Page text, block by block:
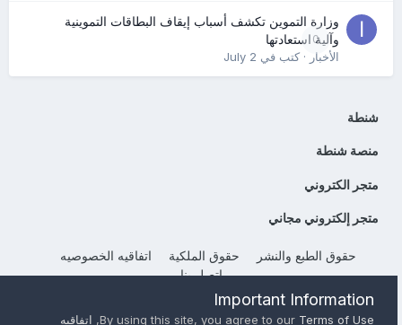
0
وزارة التموين تكشف أسباب إيقاف البطاقات التموينية
وآلية استعادتها
الأخبار· كتب في July 2
شنطة
منصة شنطة
متجر الكتروني
متجر إلكتروني مجاني
حقوق الطبع والنشر حقوق الملكية
اتفاقيه الخصوصيه
إتصل بنا
Powered by Invision CommunityImportant Information
By using this site, you agree to ourTerms of Use
, اتفاقيه